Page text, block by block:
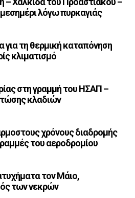
λόγω πυρκαγιάς
για τη θερμική καταπόνηση
κλιματισμό
στη γραμμή του ΗΣΑΠ –
κλαδιών
χρόνους διαδρομής
του αεροδρομίου
τον Μάιο,
των νεκρών